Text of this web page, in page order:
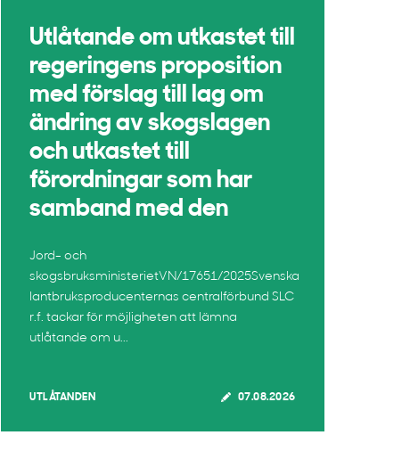
Utlåtande om utkastet till
regeringens proposition
med förslag till lag om
ändring av skogslagen
och utkastet till
förordningar som har
samband med den
Jord- och
skogsbruksministerietVN/17651/2025Svenska
lantbruksproducenternas centralförbund SLC
r.f. tackar för möjligheten att lämna
utlåtande om u...
UTLÅTANDEN 07.08.2026